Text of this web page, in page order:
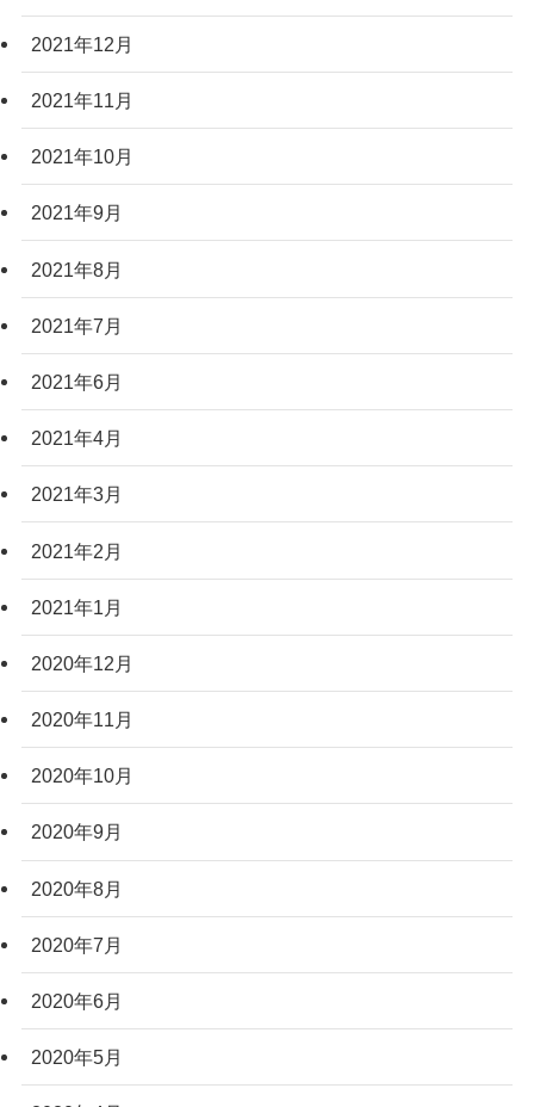
2021年12月
2021年11月
2021年10月
2021年9月
2021年8月
2021年7月
2021年6月
2021年4月
2021年3月
2021年2月
2021年1月
2020年12月
2020年11月
2020年10月
2020年9月
2020年8月
2020年7月
2020年6月
2020年5月